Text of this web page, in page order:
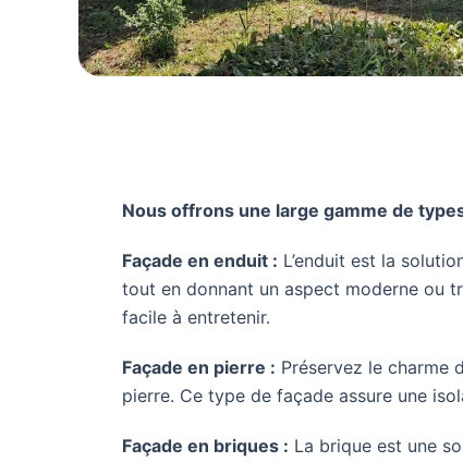
Nous offrons une large gamme de
Façade en enduit : L’enduit est la
tout en donnant un aspect moderne ou
facile à entretenir.
Façade en pierre : Préservez le charme
pierre. Ce type de façade assure une
Façade en briques : La brique est une